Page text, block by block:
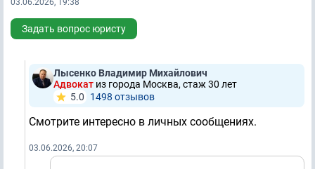
03.06.2026, 19:38
Задать вопрос юристу
Лысенко Владимир Михайлович
Адвокат из города Москва, стаж 30 лет
5.0
1498 отзывов
Смотрите интересно в личных сообщениях.
03.06.2026, 20:07